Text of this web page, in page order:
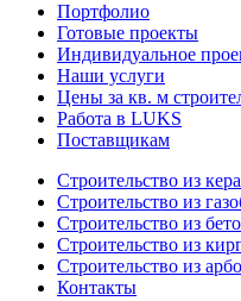
Портфолио
Готовые проекты
Индивидуальное
Наши услуги
Цены за кв. м
Работа в LUKS
Поставщикам
Строительство из
Строительство из
Строительство из
Строительство из
Строительство из
Контакты